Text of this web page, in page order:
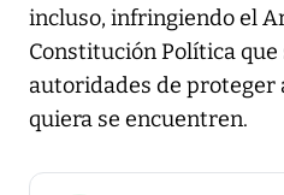
incluso, infringiendo el
Constitución Política que
autoridades de proteger
quiera se encuentren.